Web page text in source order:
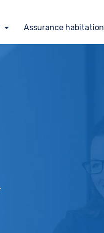
Assurance habitation